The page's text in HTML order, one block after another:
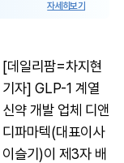
자세히보기
[데일리팜=차지현
기자] GLP-1 계열
신약 개발 업체 디앤
디파마텍(대표이사
이슬기)이 제3자 배